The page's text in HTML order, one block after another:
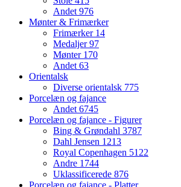
Andet976
Mønter & Frimærker
Frimærker 14
Medaljer97
Mønter 170
Andet63
Orientalsk
Diverse orientalsk 775
Porcelæn og fajance
Andet6745
Porcelæn og fajance - Figurer
Bing & Grøndahl 3787
Dahl Jensen 1213
Royal Copenhagen 5122
Andre 1744
Uklassificerede 876